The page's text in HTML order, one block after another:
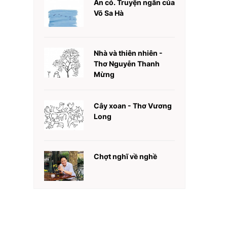
Ăn cỏ. Truyện ngắn của
Võ Sa Hà
Nhà và thiên nhiên -
Thơ Nguyễn Thanh
Mừng
Cây xoan - Thơ Vương
Long
Chợt nghĩ về nghề